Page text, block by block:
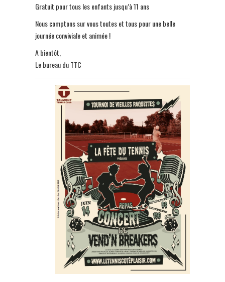
Gratuit pour tous les enfants jusqu’à 11 ans
Nous comptons sur vous toutes et tous pour une belle
journée conviviale et animée !
A bientôt,
Le bureau du TTC